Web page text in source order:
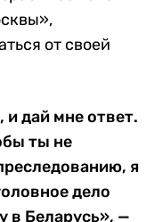
от своей
дай мне ответ.
ты не
я
дело
в Беларусь», —